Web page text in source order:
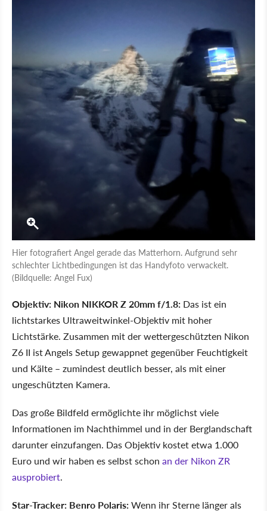
Hier fotografiert Angel gerade das Matterhorn. Aufgrund sehr
schlechter Lichtbedingungen ist das Handyfoto verwackelt.
(Bildquelle: Angel Fux)
Objektiv: Nikon NIKKOR Z 20mm f/1.8: Das ist ein
lichtstarkes Ultraweitwinkel-Objektiv mit hoher
Lichtstärke. Zusammen mit der wettergeschützten Nikon
Z6 II ist Angels Setup gewappnet gegenüber Feuchtigkeit
und Kälte – zumindest deutlich besser, als mit einer
ungeschützten Kamera.
Das große Bildfeld ermöglichte ihr möglichst viele
Informationen im Nachthimmel und in der Berglandschaft
darunter einzufangen. Das Objektiv kostet etwa 1.000
Euro und wir haben es selbst schon an der Nikon ZR
ausprobiert.
Star-Tracker: Benro Polaris:Wenn ihr Sterne länger als